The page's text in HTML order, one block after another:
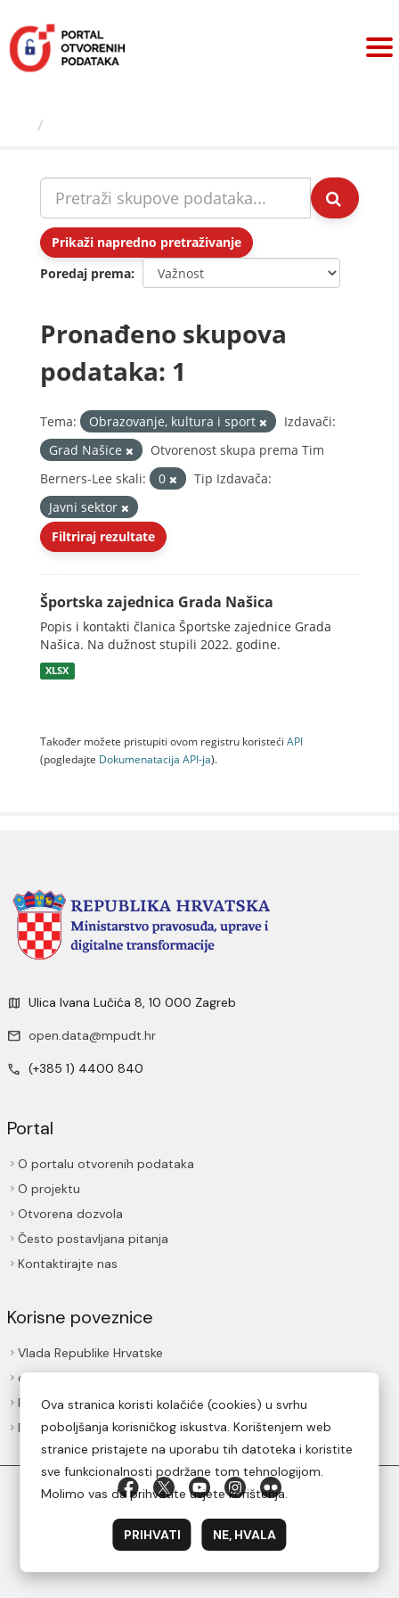
sadržaj
Prikaži napredno pretraživanje
Poredaj prema
Pronađeno skupova
podataka: 1
Tema: Obrazovanje, kultura i sport
Izdavači:
Grad Našice
Otvorenost skupa prema Tim
Berners-Lee skali:
0
Tip Izdavača:
Javni sektor
Filtriraj rezultate
Športska zajednica Grada Našica
Popis i kontakti članica Športske zajednice Grada
Našica. Na dužnost stupili 2022. godine.
XLSX
Također možete pristupiti ovom registru koristeći API
(pogledajte Dokumenаtаcijа API-jа).